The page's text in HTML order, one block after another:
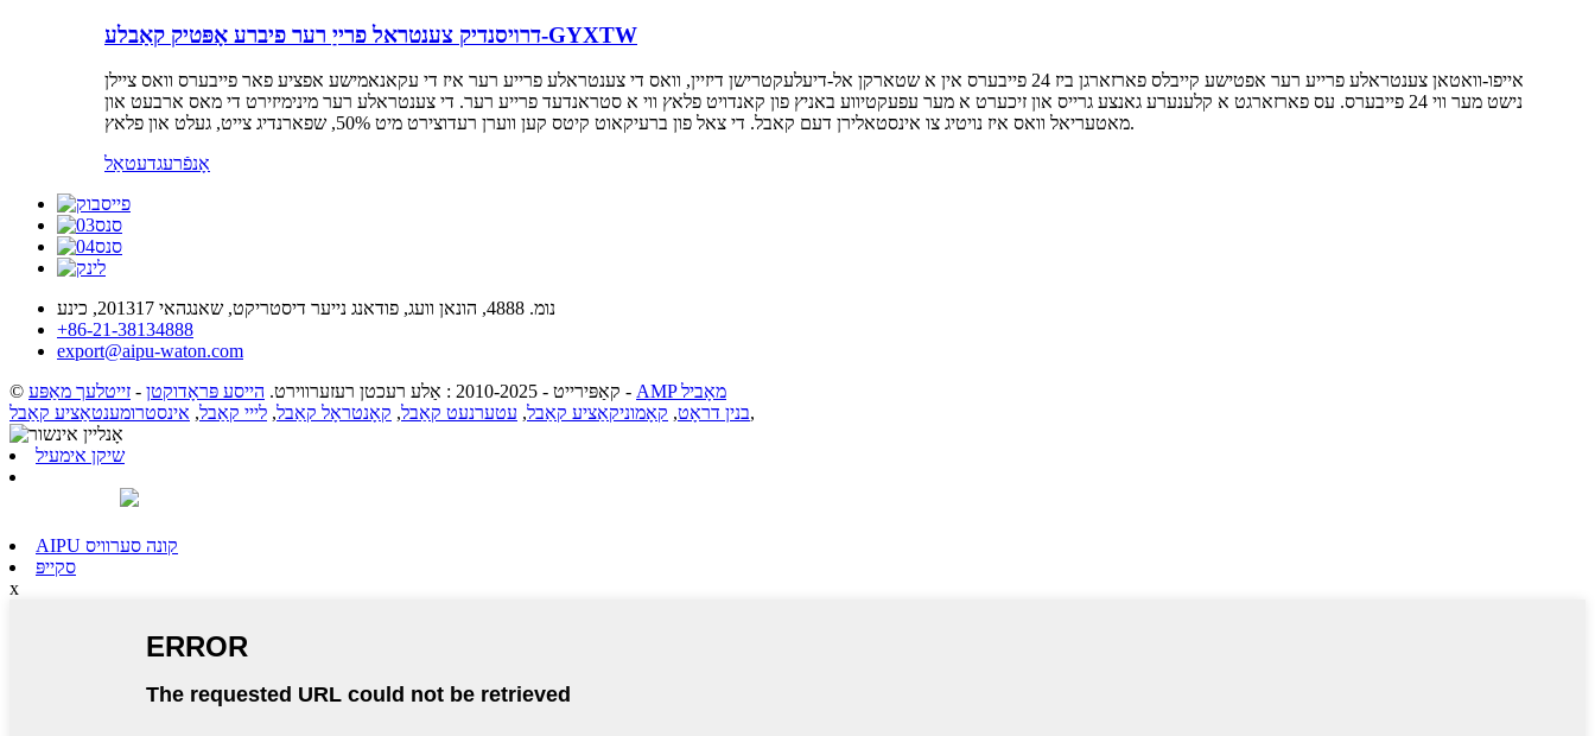
דרויסנדיק צענטראל פרייַ רער פיברע אָפּטיק קאַבלע-GYXTW
אייפו-וואטאן צענטראלע פרייע רער אפטישע קייבלס פארזארגן ביז 24 פייבערס אין א שטארקן אל-דיעלעקטרישן דיזיין, וואס די צענטראלע פרייע רער איז די עקאנאמישע אפציע פאר פייבערס וואס ציילן
נישט מער ווי 24 פייבערס. עס פארזארגט א קלענערע גאנצע גרייס און זיכערט א מער עפעקטיווע באניץ פון קאנדויט פלאץ ווי א סטראנדעד פרייע רער. די צענטראלע רער מינימיזירט די מאס ארבעט און
מאטעריאל וואס איז נויטיג צו אינסטאלירן דעם קאבל. די צאל פון ברעיקאוט קיטס קען ווערן רעדוצירט מיט 50%, שפארנדיג צייט, געלט און פלאץ.
אָנפֿרעגדעטאַל
נומ. 4888, הונאן וועג, פודאנג נייער דיסטריקט, שאנגהאי 201317, כינע
+86-21-38134888
export@aipu-waton.com
© קאַפּירייט - 2010-2025 : אַלע רעכטן רעזערווירט.
הייסע פּראָדוקטן - זייטלעך מאַפּע -
AMP מאָביל
בנין דראָט, קאָמוניקאַציע קאַבל, עטערנעט קאַבל, קאָנטראָל קאַבל, לייי קאַבל, אינסטרומענטאַציע קאַבל ,
שיקן אימעיל
AIPU קונה סערוויס
סקייפּ
x